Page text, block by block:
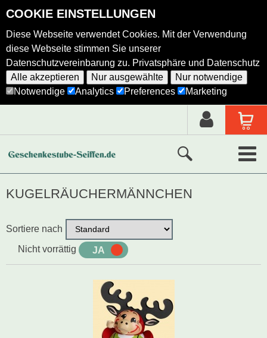
COOKIE EINSTELLUNGEN
Diese Webseite verwendet Cookies. Mit der Verwendung
diese Webseite stimmen Sie unserer
Datenschutzvereinbarung zu. Privatsphäre und Datenschutz
Alle akzeptieren
Nur ausgewählte
Nur notwendige
Notwendige
Analytics Preferences Marketing
Neue Produkte
Alle Produkte
Holzkunst nach Hersteller
KUGELRÄUCHERMÄNNCHEN
Sortiere nach
Nicht vorrättig JA